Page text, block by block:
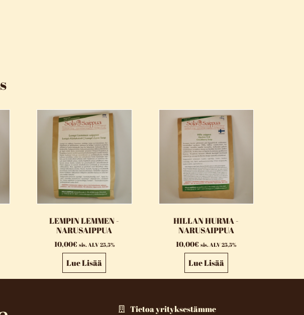
LEMPIN LEMMEN -
NARUSAIPPUA
10,00€ sis. ALV 25,5%
Lue Lisää
HILLAN HURMA -
NARUSAIPPUA
10,00€ sis. ALV 25,5%
Lue Lisää
Tietoa yrityksestämme